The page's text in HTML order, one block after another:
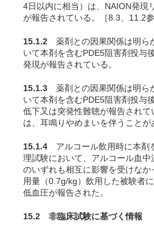
4日以内に相当）は、NAION発現
が報告されている 。［8.3、11.2参
15.1.2 薬剤との因果関係は明ら
いて本剤を含むPDE5阻害剤投与
発現が報告されている 。
15.1.3 薬剤との因果関係は明ら
いて本剤を含むPDE5阻害剤投与
低下又は突発性難聴が報告され
は、耳鳴りやめまいを伴うことが
15.1.4 アルコール飲用時に本剤
理試験において、アルコール血
のいずれも相互に影響を受けな
用量（0.7g/kg）飲用した被験者
低血圧が報告された 。
15.2 非臨床試験に基づく情報